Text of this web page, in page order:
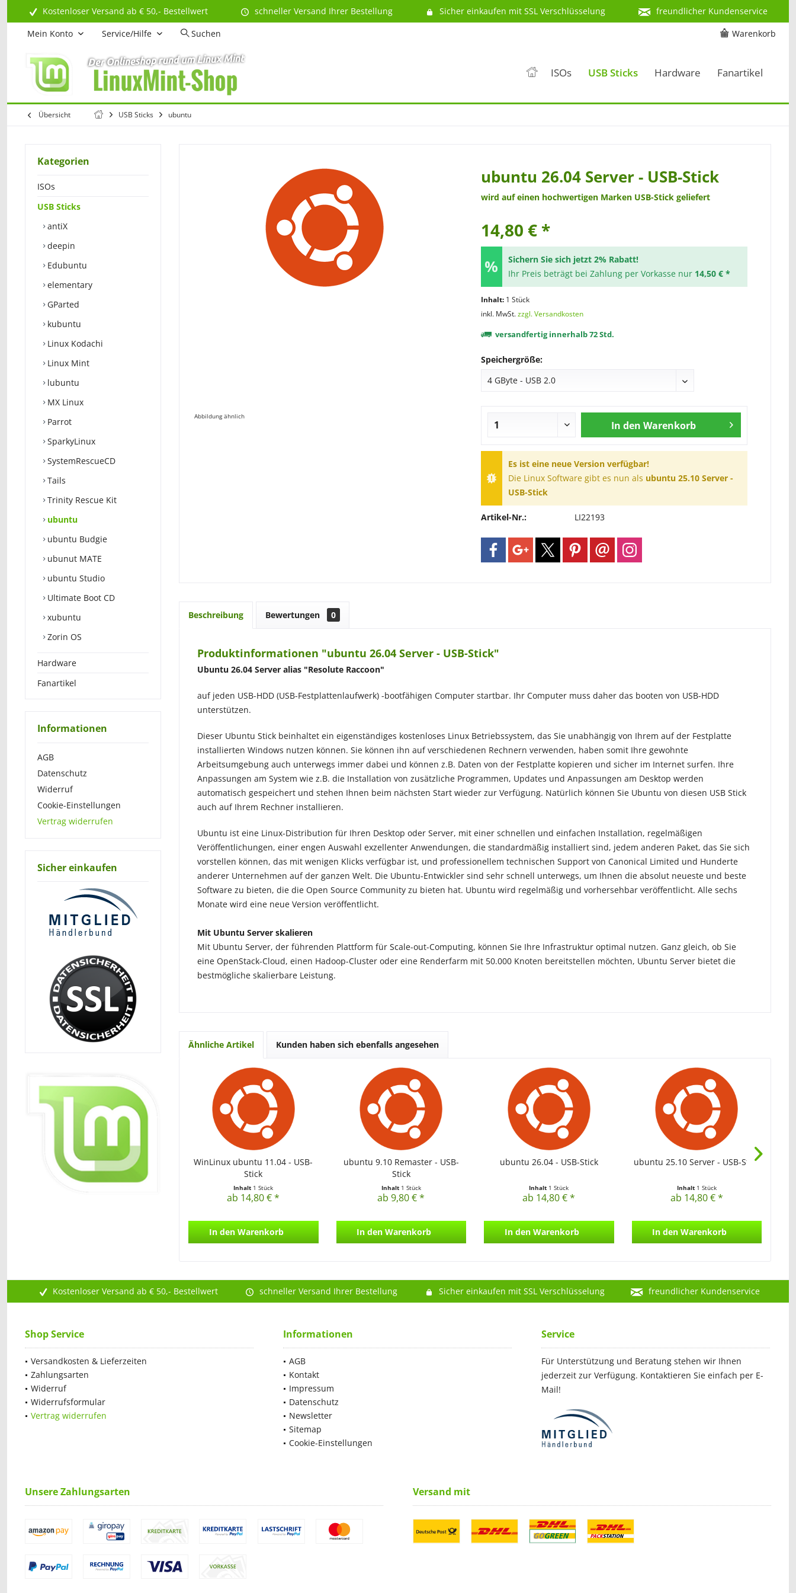
Kostenloser Versand ab € 50,- Bestellwert schneller Versand Ihrer Bestellung Sicher einkaufen mit SSL Verschlüsselung
freundlicher Kundenservice
Warenkorb
Mein Konto Service/Hilfe Suchen
ISOs USB Sticks Hardware Fanartikel
Übersicht USB Sticks ubuntu
Kategorien
ISOs
USB Sticks
antiX
deepin
Edubuntu
elementary
GParted
kubuntu
Linux Kodachi
Linux Mint
lubuntu
MX Linux
Parrot
SparkyLinux
SystemRescueCD
Tails
Trinity Rescue Kit
ubuntu
ubuntu Budgie
ubunut MATE
ubuntu Studio
Ultimate Boot CD
xubuntu
Zorin OS
Hardware
Fanartikel
Informationen
AGB
Datenschutz
Widerruf
Cookie-Einstellungen
Vertrag widerrufen
Sicher einkaufen
Abbildung ähnlich
ubuntu 26.04 Server - USB-Stick
wird auf einen hochwertigen Marken USB-Stick geliefert
14,80 € *
Sichern Sie sich jetzt 2% Rabatt!
Ihr Preis beträgt bei Zahlung per Vorkasse nur 14,50 € *
Inhalt: 1 Stück
inkl. MwSt.zzgl. Versandkosten
versandfertig innerhalb 72 Std.
Speichergröße:
In den Warenkorb
Es ist eine neue Version verfügbar!
Die Linux Software gibt es nun als ubuntu 25.10 Server -
USB-Stick
Artikel-Nr.: LI22193
Beschreibung Bewertungen 0
Produktinformationen "ubuntu 26.04 Server - USB-Stick"
Ubuntu 26.04 Server alias "Resolute Raccoon"
auf jeden USB-HDD (USB-Festplattenlaufwerk) -bootfähigen Computer startbar. Ihr Computer muss daher das booten von USB-HDD
unterstützen.
Dieser Ubuntu Stick beinhaltet ein eigenständiges kostenloses Linux Betriebssystem, das Sie unabhängig von Ihrem auf der Festplatte
installierten Windows nutzen können. Sie können ihn auf verschiedenen Rechnern verwenden, haben somit Ihre gewohnte
Arbeitsumgebung auch unterwegs immer dabei und können z.B. Daten von der Festplatte kopieren und sicher im Internet surfen. Ihre
Anpassungen am System wie z.B. die Installation von zusätzliche Programmen, Updates und Anpassungen am Desktop werden
automatisch gespeichert und stehen Ihnen beim nächsten Start wieder zur Verfügung. Natürlich können Sie Ubuntu von diesen USB Stick
auch auf Ihrem Rechner installieren.
Ubuntu ist eine Linux-Distribution für Ihren Desktop oder Server, mit einer schnellen und einfachen Installation, regelmäßigen
Veröffentlichungen, einer engen Auswahl exzellenter Anwendungen, die standardmäßig installiert sind, jedem anderen Paket, das Sie sich
vorstellen können, das mit wenigen Klicks verfügbar ist, und professionellem technischen Support von Canonical Limited und Hunderte
anderer Unternehmen auf der ganzen Welt. Die Ubuntu-Entwickler sind sehr schnell unterwegs, um Ihnen die absolut neueste und beste
Software zu bieten, die die Open Source Community zu bieten hat. Ubuntu wird regelmäßig und vorhersehbar veröffentlicht. Alle sechs
Monate wird eine neue Version veröffentlicht.
Mit Ubuntu Server skalieren
Mit Ubuntu Server, der führenden Plattform für Scale-out-Computing, können Sie Ihre Infrastruktur optimal nutzen. Ganz gleich, ob Sie
eine OpenStack-Cloud, einen Hadoop-Cluster oder eine Renderfarm mit 50.000 Knoten bereitstellen möchten, Ubuntu Server bietet die
bestmögliche skalierbare Leistung.
Ähnliche Artikel Kunden haben sich ebenfalls angesehen
WinLinux ubuntu 11.04 - USB-
Stick
Inhalt 1 Stück
ab 14,80 € *
In den Warenkorb
ubuntu 9.10 Remaster - USB-
Stick
Inhalt 1 Stück
ab 9,80 € *
In den Warenkorb
ubuntu 26.04 - USB-Stick
Inhalt 1 Stück
ab 14,80 € *
In den Warenkorb
ubuntu 25.10 Server - USB-Stick
Inhalt 1 Stück
ab 14,80 € *
In den Warenkorb
Kostenloser Versand ab € 50,- Bestellwert schneller Versand Ihrer Bestellung Sicher einkaufen mit SSL Verschlüsselung freundlicher Kundenservice
Shop Service
Versandkosten & Lieferzeiten
Zahlungsarten
Widerruf
Widerrufsformular
Vertrag widerrufen
Informationen
AGB
Kontakt
Impressum
Datenschutz
Newsletter
Sitemap
Cookie-Einstellungen
Service
Für Unterstützung und Beratung stehen wir Ihnen
jederzeit zur Verfügung. Kontaktieren Sie einfach per E-
Mail!
Unsere Zahlungsarten Versand mit